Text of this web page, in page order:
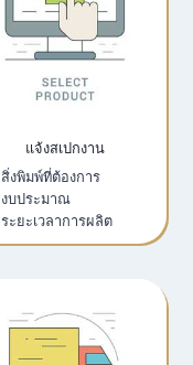
แจ้งสเปกงาน
สิ่งพิมพ์ที่ต้องการ
งบประมาณ
ระยะเวลาการผลิต